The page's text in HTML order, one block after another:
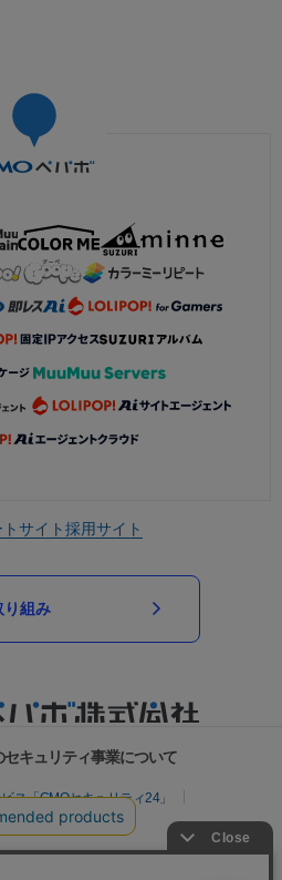
サイト採用サイト
り組み
キュリティ事業について
ス「GMOセキュリティ24」
スク診断